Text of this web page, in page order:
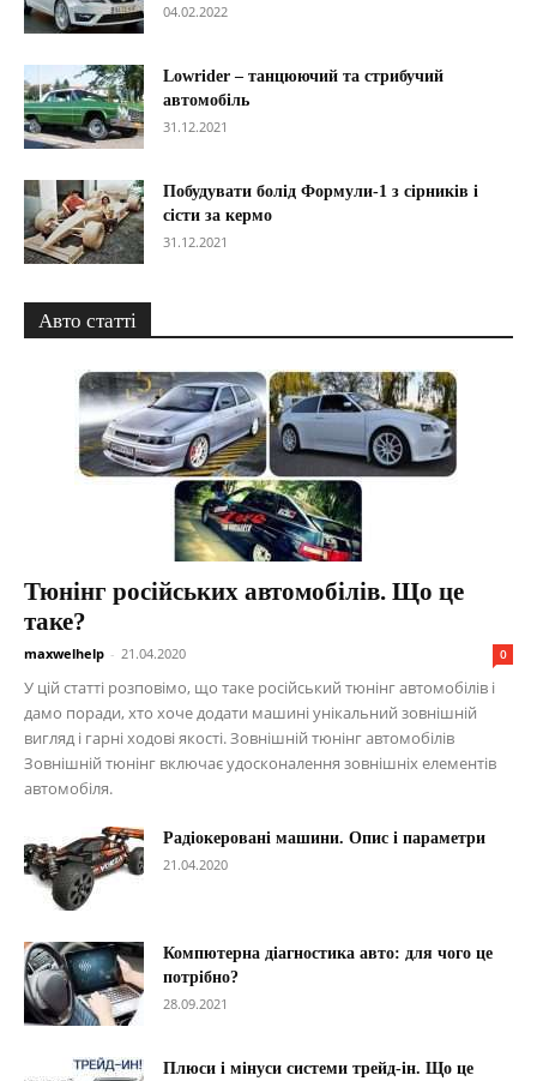
04.02.2022
Lowrider – танцюючий та стрибучий
автомобіль
31.12.2021
Побудувати болід Формули-1 з сірників і
сісти за кермо
31.12.2021
Авто статті
Тюнінг російських автомобілів. Що це
таке?
maxwelhelp - 21.04.2020 0
У цій статті розповімо, що таке російський тюнінг автомобілів і
дамо поради, хто хоче додати машині унікальний зовнішній
вигляд і гарні ходові якості. Зовнішній тюнінг автомобілів
Зовнішній тюнінг включає удосконалення зовнішніх елементів
автомобіля.
Радіокеровані машини. Опис і параметри
21.04.2020
Компютерна діагностика авто: для чого це
потрібно?
28.09.2021
Плюси і мінуси системи трейд-ін. Що це